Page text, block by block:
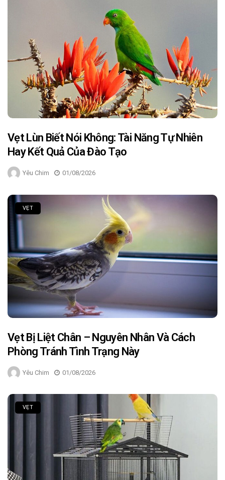
Vẹt Lùn Biết Nói Không: Tài Năng Tự Nhiên
Hay Kết Quả Của Đào Tạo
Yêu Chim 01/08/2026
VẸT
Vẹt Bị Liệt Chân – Nguyên Nhân Và Cách
Phòng Tránh Tình Trạng Này
Yêu Chim 01/08/2026
VẸT